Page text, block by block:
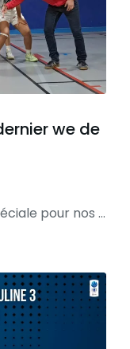
we de
[ Retour du WE ] Une mention spéciale pour nos U18N et U15N qui obtiennent leurs qualifications en poule élite France BRAVO À TOUS ET BONNE SEMAINE